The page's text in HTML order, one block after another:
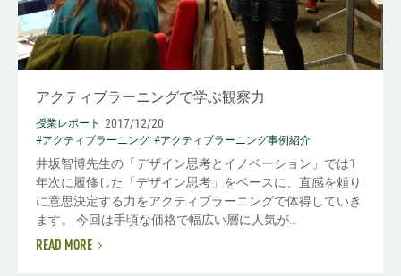
アクティブラーニングで学ぶ観察力
授業レポート 2017/12/20
#アクティブラーニング #アクティブラーニング事例紹介
井坂智博先生の「デザイン思考とイノベーション」では1
年次に履修した「デザイン思考」をベースに、直感を頼り
に意思決定する力をアクティブラーニングで体得していき
ます。 今回は手頃な価格で幅広い層に人気が...
READ MORE